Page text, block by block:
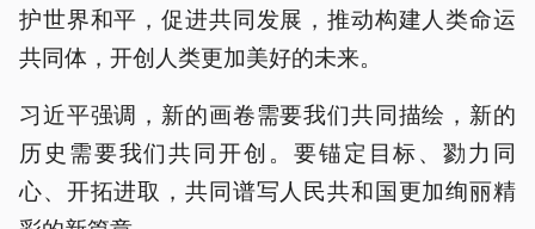
护世界和平，促进共同发展，推动构建人类命运
共同体，开创人类更加美好的未来。
习近平强调，新的画卷需要我们共同描绘，新的
历史需要我们共同开创。要锚定目标、勠力同
心、开拓进取，共同谱写人民共和国更加绚丽精